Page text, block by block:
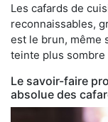
Les cafards de
reconnaissables,
est le brun, même
teinte plus
Le savoir-faire
absolue des